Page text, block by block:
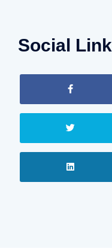
Social Link